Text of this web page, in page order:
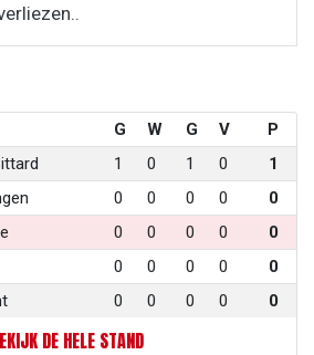
G W G V
P
1 0 1 0
1
0 0 0 0
0
0 0 0 0
0
0 0 0 0
0
0 0 0 0 0
DE HELE STAND